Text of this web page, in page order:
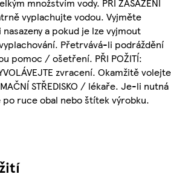
vyplachujte vodou. Vyjměte
a pokud je lze vyjmout
Přetrvává-li podráždění
pomoc / ošetření. PŘI POŽITÍ:
zvracení. Okamžitě volejte
STŘEDISKO / lékaře. Je-li nutná
ruce obal nebo štítek výrobku.